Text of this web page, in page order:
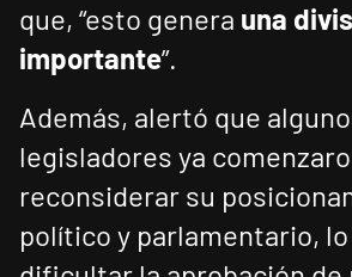
que, “esto genera una
importante”.
Además, alertó que
legisladores ya
reconsiderar su
político y parlamentario,